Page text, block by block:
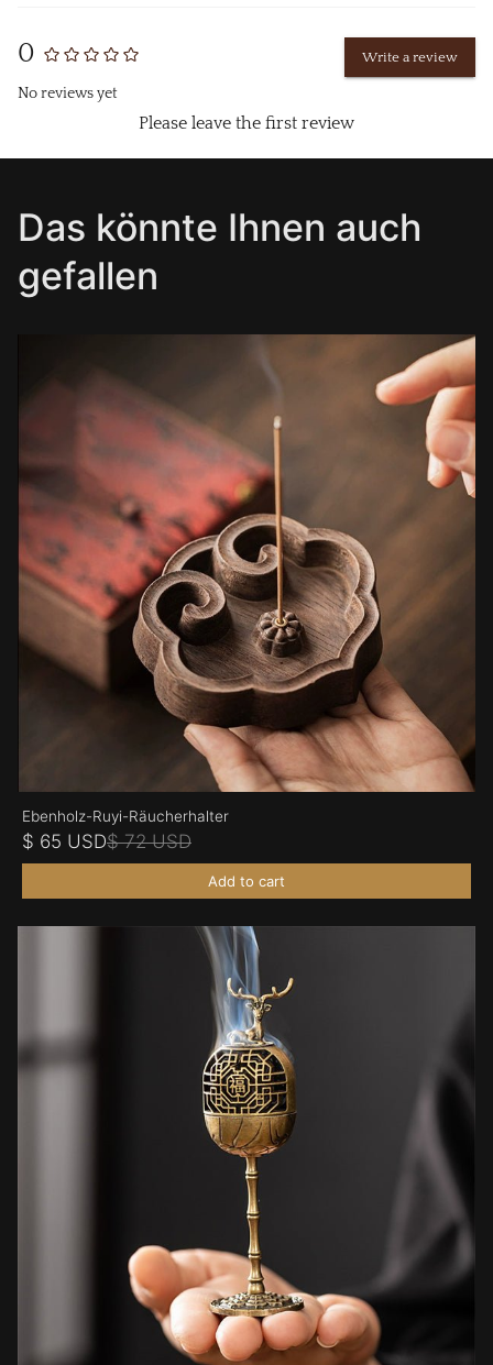
0
No reviews yet
Write a review
Please leave the first review
Das könnte Ihnen auch
gefallen
Ebenholz-Ruyi-Räucherhalter
$ 65 USD$ 72 USD
Add to cart